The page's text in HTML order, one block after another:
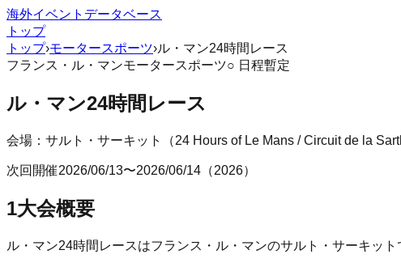
海外イベントデータベース
トップ
トップ›モータースポーツ›ル・マン24時間レース
フランス ・ ル・マンモータースポーツ○ 日程暫定
ル・マン24時間レース
会場： サルト・サーキット （24 Hours of Le Mans / Circuit de la
次回開催2026/06/13〜2026/06/14 （2026）
1大会概要
ル・マン24時間レースはフランス・ル・マンのサルト・サーキット